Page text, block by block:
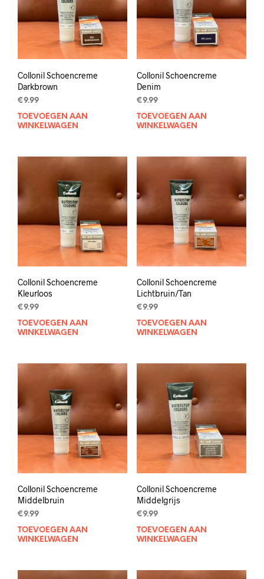
Collonil Schoencreme
Darkbrown
€9.99
TOEVOEGEN AAN
WINKELWAGEN
Collonil Schoencreme
Denim
€9.99
TOEVOEGEN AAN
WINKELWAGEN
Collonil Schoencreme
Kleurloos
€9.99
TOEVOEGEN AAN
WINKELWAGEN
Collonil Schoencreme
Lichtbruin/Tan
€9.99
TOEVOEGEN AAN
WINKELWAGEN
Collonil Schoencreme
Middelbruin
€9.99
TOEVOEGEN AAN
WINKELWAGEN
Collonil Schoencreme
Middelgrijs
€9.99
TOEVOEGEN AAN
WINKELWAGEN